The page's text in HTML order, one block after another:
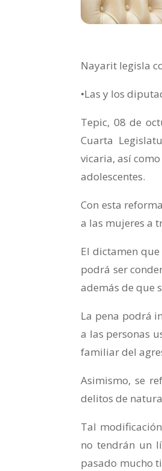
Nayarit legisla
•Las y los
Tepic, 08 de
Cuarta
vicaria, así
adolescentes.
Con esta
a las mujeres a
El dictamen
podrá ser
además de que
La pena podrá
a las personas
familiar del
Asimismo, se
delitos de
Tal
no tendrán un
pasado mucho